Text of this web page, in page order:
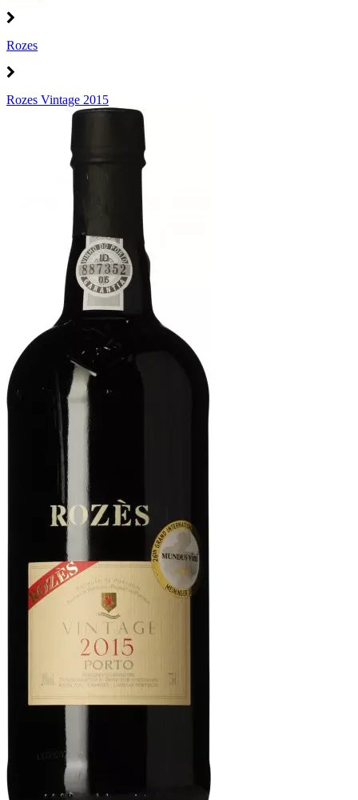
Rozes
Rozes Vintage 2015